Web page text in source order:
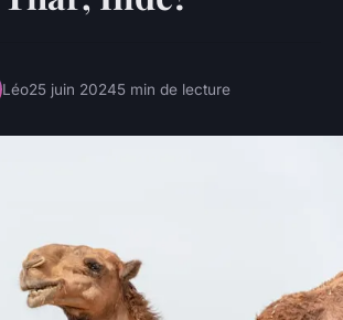
Léo25 juin 20245 min de lecture